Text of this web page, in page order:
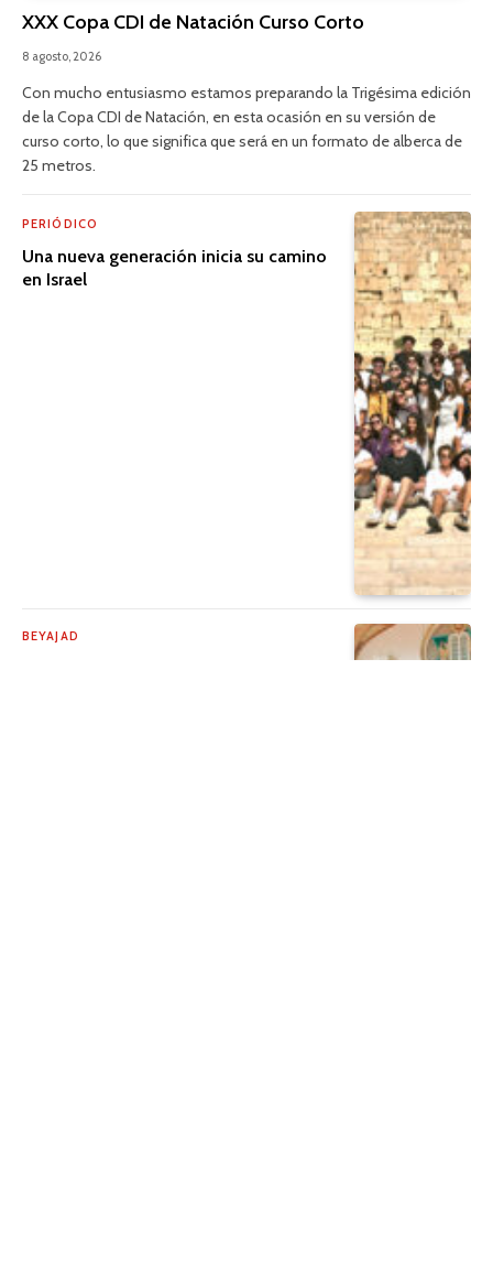
XXX Copa CDI de Natación Curso Corto
8 agosto, 2026
Con mucho entusiasmo estamos preparando la Trigésima edición
de la Copa CDI de Natación, en esta ocasión en su versión de
curso corto, lo que significa que será en un formato de alberca de
25 metros.
PERIÓDICO
Una nueva generación inicia su camino
en Israel
BEYAJAD